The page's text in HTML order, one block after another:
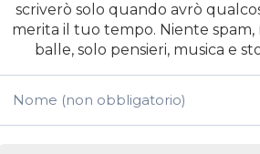
scriverò solo quando avrò
merita il tuo tempo. Niente spam,
balle, solo pensieri, musica e